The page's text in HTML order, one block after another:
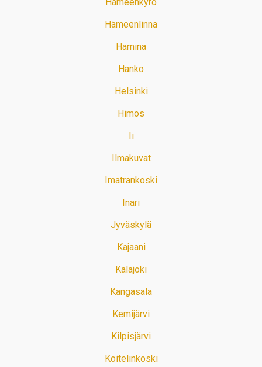
Hämeenlinna
Hamina
Hanko
Helsinki
Himos
Ii
Ilmakuvat
Imatrankoski
Inari
Jyväskylä
Kajaani
Kalajoki
Kangasala
Kemijärvi
Kilpisjärvi
Koitelinkoski